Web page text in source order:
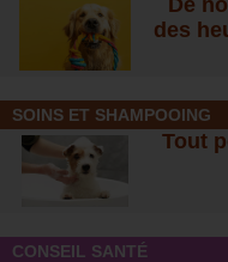
De
des
SOINS ET SHAMPOOING
Tout
CONSEIL SANTÉ